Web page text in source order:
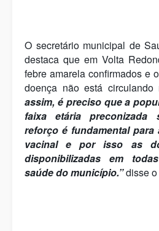
O secretário municipal de
destaca que em Volta
febre amarela confirmados e
doença não está circulando
assim, é preciso que a
faixa etária preconizada
reforço é fundamental para
vacinal e por isso as
disponibilizadas em
saúde do município.”disse o